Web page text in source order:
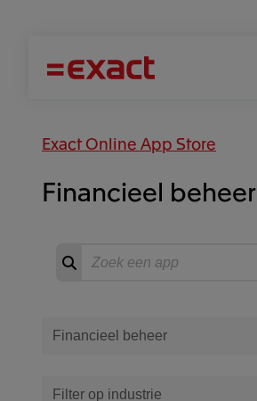
Exact Online App Store
Financieel beheer
Zoeken
Start
Filter Apps
Filter op categorie
Filter op industrie